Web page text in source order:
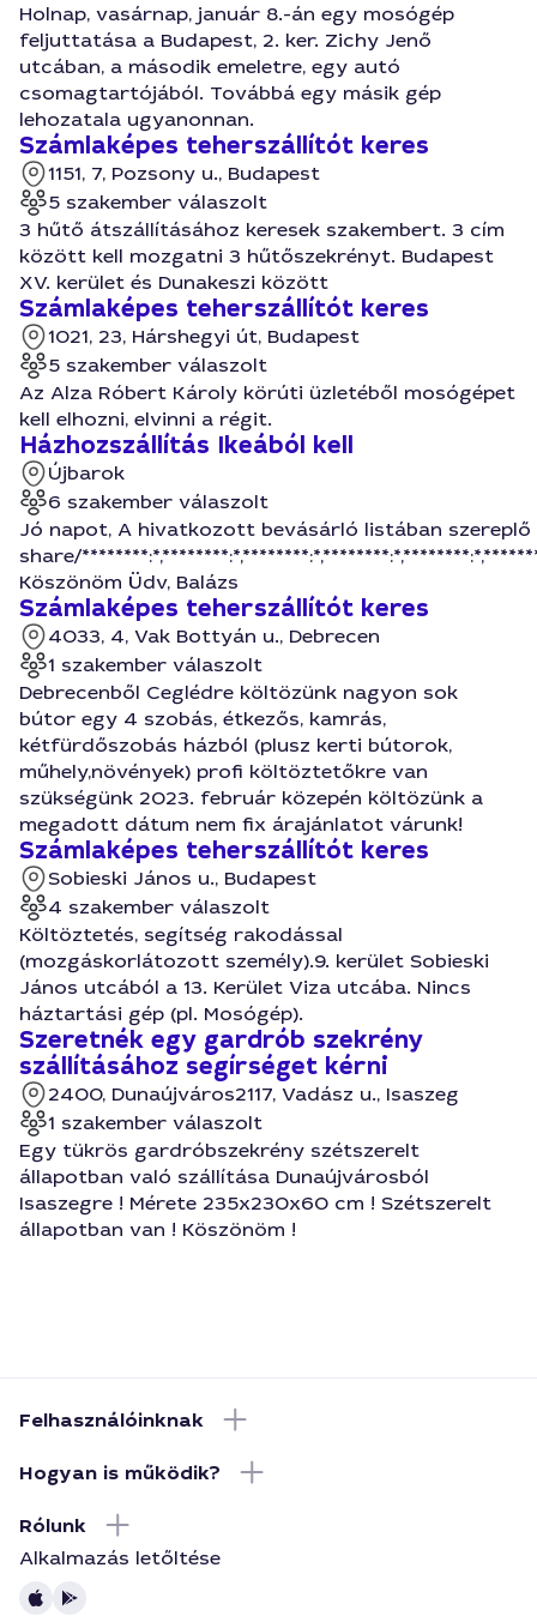
Holnap, vasárnap, január 8.-án egy mosógép
feljuttatása a Budapest, 2. ker. Zichy Jenő
utcában, a második emeletre, egy autó
csomagtartójából. Továbbá egy másik gép
lehozatala ugyanonnan.
Számlaképes teherszállítót keres
1151, 7, Pozsony u., Budapest
5 szakember válaszolt
3 hűtő átszállításához keresek szakembert. 3 cím
között kell mozgatni 3 hűtőszekrényt. Budapest
XV. kerület és Dunakeszi között
Számlaképes teherszállítót keres
1021, 23, Hárshegyi út, Budapest
5 szakember válaszolt
Az Alza Róbert Károly körúti üzletéből mosógépet
kell elhozni, elvinni a régit.
Házhozszállítás Ikeából kell
Újbarok
6 szakember válaszolt
Jó napot, A hivatkozott bevásárló listában
share/
Köszönöm Üdv, Balázs
Számlaképes teherszállítót keres
4033, 4, Vak Bottyán u., Debrecen
1 szakember válaszolt
Debrecenből Ceglédre költözünk nagyon sok
bútor egy 4 szobás, étkezős, kamrás,
kétfürdőszobás házból (plusz kerti bútorok,
műhely,növények) profi költöztetőkre van
szükségünk 2023. február közepén költözünk a
megadott dátum nem fix árajánlatot várunk!
Számlaképes teherszállítót keres
Sobieski János u., Budapest
4 szakember válaszolt
Költöztetés, segítség rakodással
(mozgáskorlátozott személy).9. kerület Sobieski
János utcából a 13. Kerület Viza utcába. Nincs
háztartási gép (pl. Mosógép).
Szeretnék egy gardrób szekrény
szállításához segírséget kérni
2400, Dunaújváros2117, Vadász u., Isaszeg
1 szakember válaszolt
Egy tükrös gardróbszekrény szétszerelt
állapotban való szállítása Dunaújvárosból
Isaszegre ! Mérete 235x230x60 cm ! Szétszerelt
állapotban van ! Köszönöm !
Felhasználóinknak
Hogyan is működik?
Rólunk
Alkalmazás letőltése